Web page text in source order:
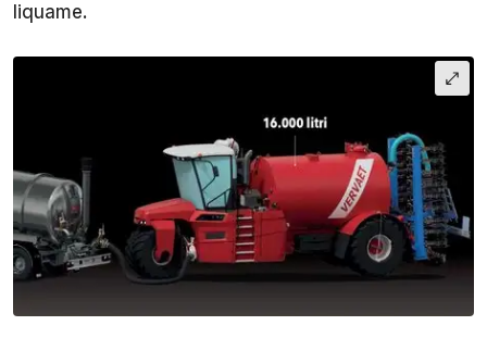
liquame.